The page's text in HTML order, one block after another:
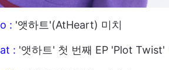
: '앳하트'(AtHeart) 미치
: '앳하트' 첫 번째 EP 'Plot Twist'